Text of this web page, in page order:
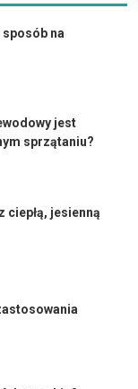
na
jest
sprzątaniu?
ciepłą, jesienną